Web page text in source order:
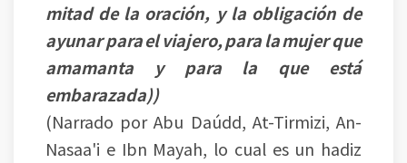
mitad de la oración, y la obligación de
ayunar para el viajero, para la mujer que
amamanta y para la que está
embarazada))
(Narrado por Abu Daúdd, At-Tirmizi, An-
Nasaa'i e Ibn Mayah, lo cual es un hadiz